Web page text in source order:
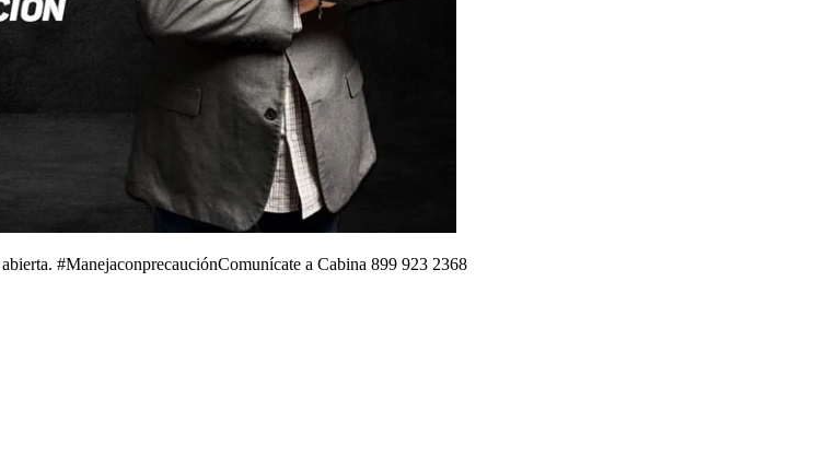
#ManejaconprecauciónComunícate a Cabina 899 923 2368